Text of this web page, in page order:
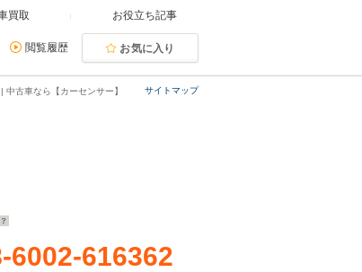
買取 お役立ち記事
閲覧履歴 お気に入り
サイトマップ
中古車なら【カーセンサー】
6002-616362